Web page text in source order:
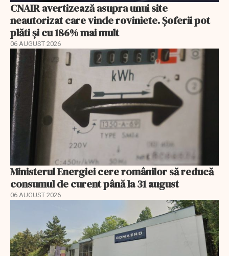
CNAIR avertizează asupra unui site
neautorizat care vinde roviniete. Șoferii pot
plăti și cu 186% mai mult
06 AUGUST 2026
Ministerul Energiei cere românilor să reducă
consumul de curent până la 31 august
06 AUGUST 2026